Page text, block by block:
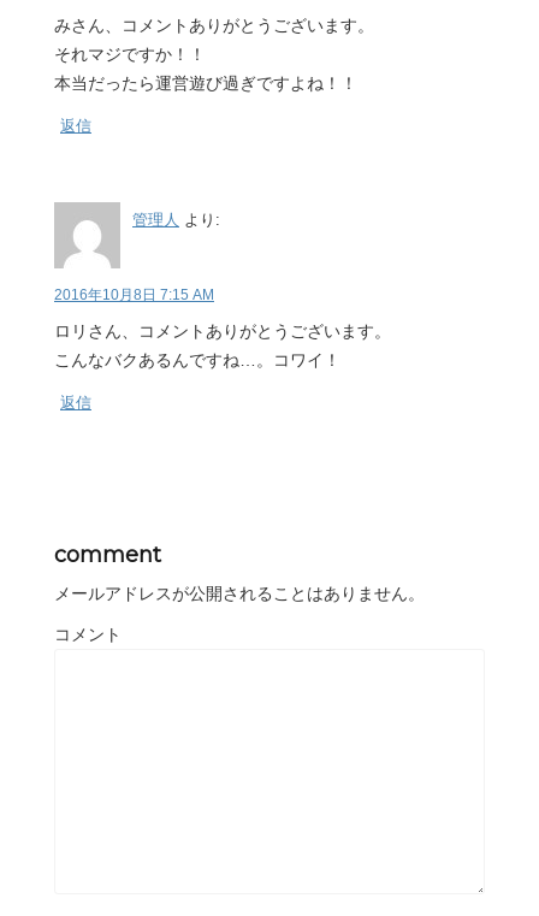
みさん、コメントありがとうございます。
それマジですか！！
本当だったら運営遊び過ぎですよね！！
返信
管理人 より:
2016年10月8日 7:15 AM
ロリさん、コメントありがとうございます。
こんなバクあるんですね…。コワイ！
返信
comment
メールアドレスが公開されることはありません。
コメント